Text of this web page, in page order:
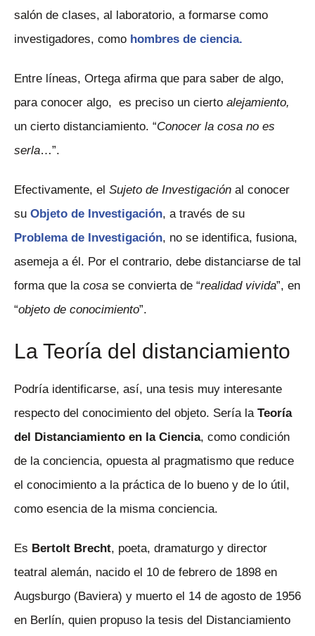
salón de clases, al laboratorio, a formarse como
investigadores, como hombres de ciencia.
Entre líneas, Ortega afirma que para saber de algo,
para conocer algo, es preciso un cierto alejamiento,
un cierto distanciamiento. “Conocer la cosa no es
serla…”.
Efectivamente, el Sujeto de Investigación al conocer
su Objeto de Investigación, a través de su
Problema de Investigación, no se identifica, fusiona,
asemeja a él. Por el contrario, debe distanciarse de tal
forma que la cosa se convierta de “realidad vivida”, en
“objeto de conocimiento”.
La Teoría del distanciamiento
Podría identificarse, así, una tesis muy interesante
respecto del conocimiento del objeto. Sería la Teoría
del Distanciamiento en la Ciencia, como condición
de la conciencia, opuesta al pragmatismo que reduce
el conocimiento a la práctica de lo bueno y de lo útil,
como esencia de la misma conciencia.
Es Bertolt Brecht, poeta, dramaturgo y director
teatral alemán, nacido el 10 de febrero de 1898 en
Augsburgo (Baviera) y muerto el 14 de agosto de 1956
en Berlín, quien propuso la tesis del Distanciamiento